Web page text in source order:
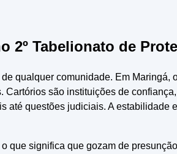
Tabelionato de
qualquer comunidade. Em Maringá,
Cartórios são instituições de
questões judiciais. A
o que significa que gozam de